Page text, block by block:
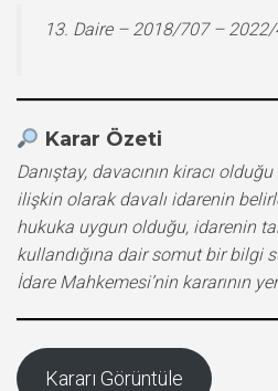
13. Daire – 2018/707 –
Karar Özeti
Danıştay, davacının kiracı
ilişkin olarak davalı idarenin
hukuka uygun olduğu, idarenin
kullandığına dair somut bir bilgi
İdare Mahkemesi’nin kararının
Kararı Görüntüle